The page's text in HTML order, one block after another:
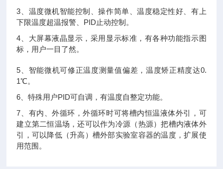
3、温度微机智能控制、操作简单、温度稳定性好、有上
下限温度超温报警、PID止动控制。
4、大屏幕液晶显示，采用显示标准，有各种功能指示图
标，用户一目了然。
5、智能微机可修正温度测量值偏差，温度矫正精度达0.
1℃。
6、特殊用户PID可自调，有温度自整定功能。
7、有内、外循环，外循环时可将槽内恒温液体外引，可
建立第二恒温场，还可以作为冷源（热源）把槽内液体外
引，可以降低（升高）槽外部实验室容器的温度，扩展使
用范围。